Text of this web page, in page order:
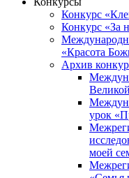
Конкурс
Конкурс «За
«Красота
Архив
урок
моей